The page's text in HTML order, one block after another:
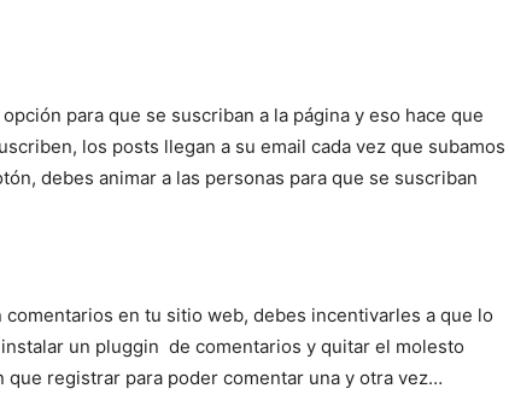
para que se suscriban a la página y eso hace que
los posts llegan a su email cada vez que subamos
debes animar a las personas para que se suscriban
en tu sitio web, debes incentivarles a que lo
un pluggin de comentarios y quitar el molesto
que registrar para poder comentar una y otra vez…